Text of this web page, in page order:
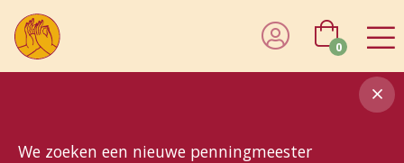
We zoeken een nieuwe penningmeester
0